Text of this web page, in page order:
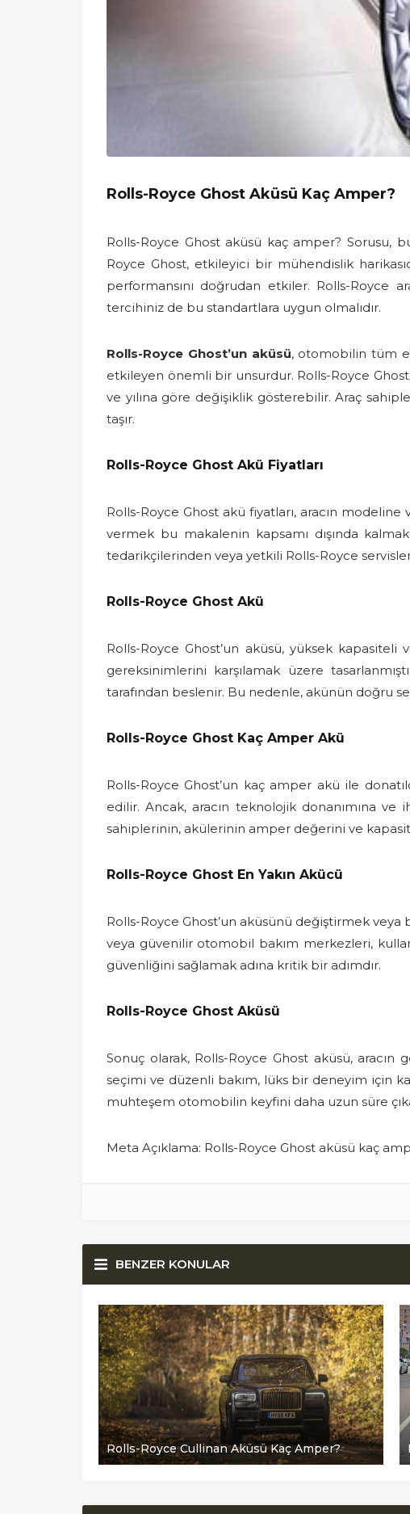
Rolls-Royce Ghost Aküsü Kaç Amper?
Rolls-Royce Ghost aküsü kaç amper? Sorusu,
Royce Ghost, etkileyici bir mühendislik
performansını doğrudan etkiler. Rolls-Royce
tercihiniz de bu standartlara uygun olmalıdır.
Rolls-Royce Ghost’un aküsü, otomobilin tüm
etkileyen önemli bir unsurdur. Rolls-Royce
ve yılına göre değişiklik gösterebilir. Araç
taşır.
Rolls-Royce Ghost Akü Fiyatları
Rolls-Royce Ghost akü fiyatları, aracın
vermek bu makalenin kapsamı dışında
tedarikçilerinden veya yetkili Rolls-Royce
Rolls-Royce Ghost Akü
Rolls-Royce Ghost’un aküsü, yüksek
gereksinimlerini karşılamak üzere
tarafından beslenir. Bu nedenle, akünün doğru
Rolls-Royce Ghost Kaç Amper Akü
Rolls-Royce Ghost’un kaç amper akü ile
edilir. Ancak, aracın teknolojik donanımına
sahiplerinin, akülerinin amper değerini ve
Rolls-Royce Ghost En Yakın Akücü
Rolls-Royce Ghost’un aküsünü değiştirmek veya
veya güvenilir otomobil bakım merkezleri,
güvenliğini sağlamak adına kritik bir adımdır.
Rolls-Royce Ghost Aküsü
Sonuç olarak, Rolls-Royce Ghost aküsü,
seçimi ve düzenli bakım, lüks bir deneyim için
muhteşem otomobilin keyfini daha uzun süre
Meta Açıklama: Rolls-Royce Ghost aküsü kaç
BENZER KONULAR
Rolls-Royce Cullinan Aküsü Kaç Amper?